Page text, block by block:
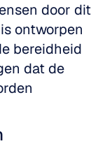
door dit
ontworpen
bereidheid
dat de